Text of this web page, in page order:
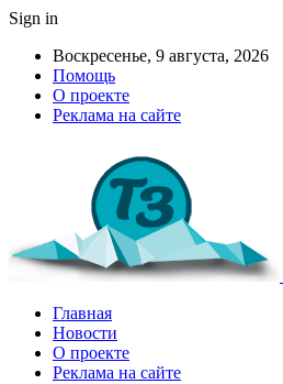
Sign in
Воскресенье, 9 августа, 2026
Помощь
О проекте
Реклама на сайте
Главная
Новости
О проекте
Реклама на сайте